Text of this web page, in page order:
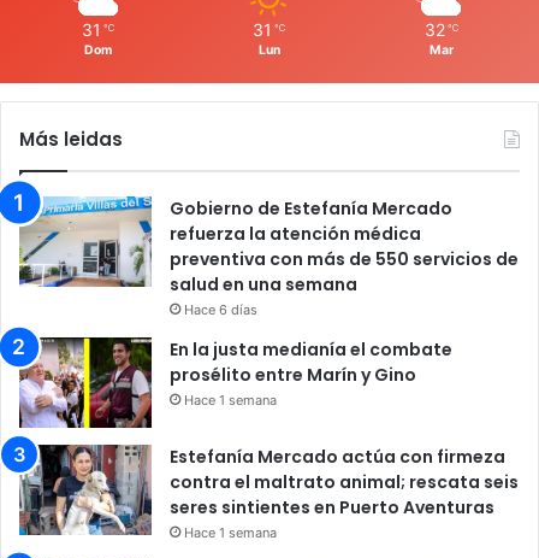
31 ℃
Dom
31 ℃
Lun
32 ℃
Mar
Más leidas
Gobierno de Estefanía Mercado
refuerza la atención médica
preventiva con más de 550 servicios de
salud en una semana
Hace 6 días
En la justa medianía el combate
prosélito entre Marín y Gino
Hace 1 semana
Estefanía Mercado actúa con firmeza
contra el maltrato animal; rescata seis
seres sintientes en Puerto Aventuras
Hace 1 semana